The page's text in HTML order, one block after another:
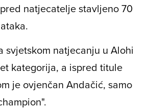
natjecatelje stavljeno 70
svjetskom natjecanju u Alohi
kategorija, a ispred titule
je ovjenčan Andačić, samo